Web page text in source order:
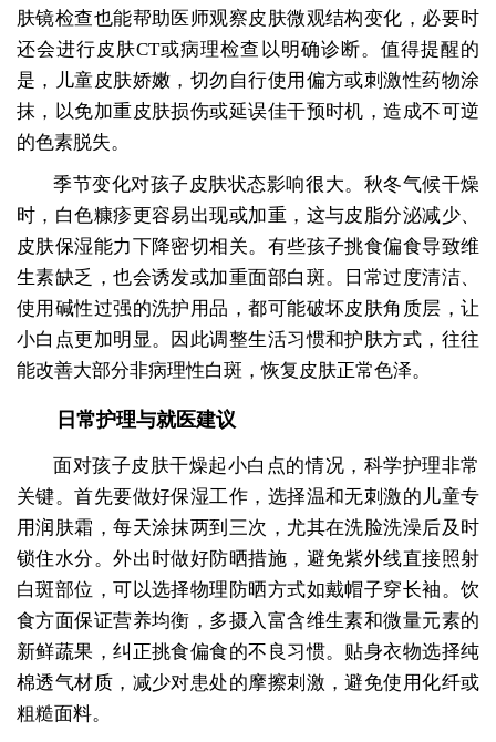
肤镜检查也能帮助医师观察皮肤微观结构变化，必要时
还会进行皮肤CT或病理检查以明确诊断。值得提醒的
是，儿童皮肤娇嫩，切勿自行使用偏方或刺激性药物涂
抹，以免加重皮肤损伤或延误佳干预时机，造成不可逆
的色素脱失。
季节变化对孩子皮肤状态影响很大。秋冬气候干燥
时，白色糠疹更容易出现或加重，这与皮脂分泌减少、
皮肤保湿能力下降密切相关。有些孩子挑食偏食导致维
生素缺乏，也会诱发或加重面部白斑。日常过度清洁、
使用碱性过强的洗护用品，都可能破坏皮肤角质层，让
小白点更加明显。因此调整生活习惯和护肤方式，往往
能改善大部分非病理性白斑，恢复皮肤正常色泽。
日常护理与就医建议
面对孩子皮肤干燥起小白点的情况，科学护理非常
关键。首先要做好保湿工作，选择温和无刺激的儿童专
用润肤霜，每天涂抹两到三次，尤其在洗脸洗澡后及时
锁住水分。外出时做好防晒措施，避免紫外线直接照射
白斑部位，可以选择物理防晒方式如戴帽子穿长袖。饮
食方面保证营养均衡，多摄入富含维生素和微量元素的
新鲜蔬果，纠正挑食偏食的不良习惯。贴身衣物选择纯
棉透气材质，减少对患处的摩擦刺激，避免使用化纤或
粗糙面料。